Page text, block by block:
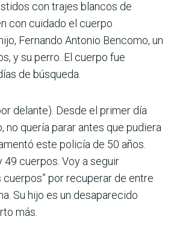
con trajes blancos de
con cuidado el cuerpo
Fernando Antonio Bencomo, un
y su perro. El cuerpo fue
de búsqueda.
delante). Desde el primer día
no quería parar antes que pudiera
este policía de 50 años.
49 cuerpos. Voy a seguir
cuerpos” por recuperar de entre
Su hijo es un desaparecido
más.